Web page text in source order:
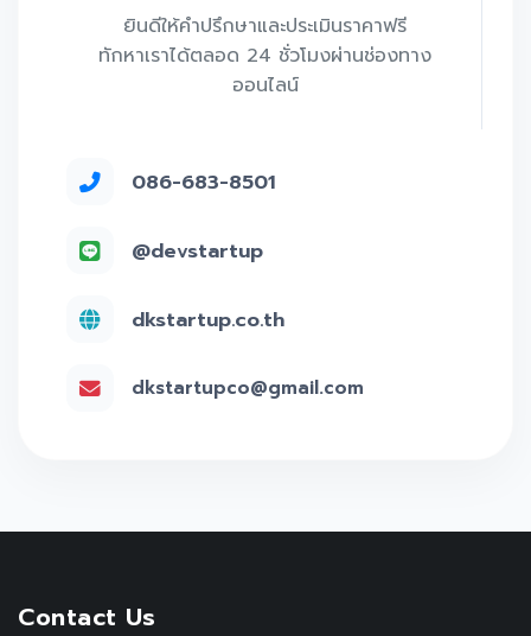
ยินดีให้คำปรึกษาและประเมินราคาฟรี
ทักหาเราได้ตลอด 24 ชั่วโมงผ่านช่องทาง
ออนไลน์
086-683-8501
@devstartup
dkstartup.co.th
dkstartupco@gmail.com
Contact Us